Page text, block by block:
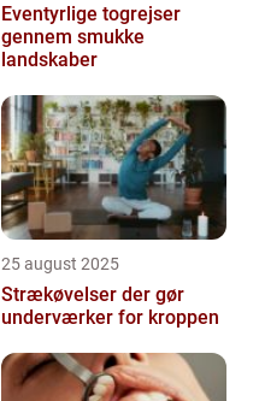
Eventyrlige togrejser
gennem smukke
landskaber
25 august 2025
Strækøvelser der gør
underværker for kroppen